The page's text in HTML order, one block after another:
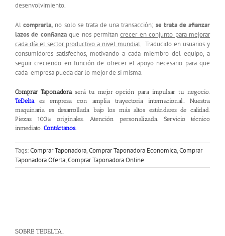
desenvolvimiento.
Alcomprarla, no solo se trata de una transacción; se trata de afianzar
lazos de confianzaque nos permitancrecer en conjunto para mejorar
cada día el sector productivo a nivel mundial. Traducido en usuarios y
consumidores satisfechos, motivando a cada miembro del equipo, a
seguir creciendo en función de ofrecer el apoyo necesario para que
cada empresa pueda dar lo mejor de sí misma.
Comprar Taponadoraserá tu mejor opción para impulsar tu negocio.
TeDeltaes empresa con amplia trayectoria internacional.. Nuestra
maquinaria es desarrollada bajo los más altos estándares de calidad.
Piezas 100% originales. Atención personalizada. Servicio técnico
inmediato. Contáctanos.
Tags:Comprar Taponadora,Comprar Taponadora Economica,Comprar
Taponadora Oferta,Comprar Taponadora Online
SOBRE TEDELTA..